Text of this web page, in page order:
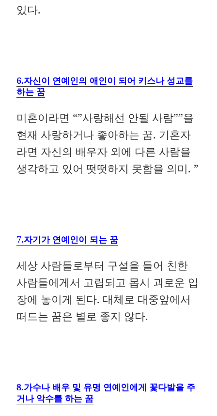
있다.
6.자신이 연예인의 애인이 되어 키스나 성교를
하는 꿈
미혼이라면 “”사랑해선 안될 사람””을
현재 사랑하거나 좋아하는 꿈. 기혼자
라면 자신의 배우자 외에 다른 사람을
생각하고 있어 떳떳하지 못함을 의미. ”
7.자기가 연예인이 되는 꿈
세상 사람들로부터 구설을 들어 친한
사람들에게서 고립되고 몹시 괴로운 입
장에 놓이게 된다. 대체로 대중앞에서
떠드는 꿈은 별로 좋지 않다.
8.가수나 배우 및 유명 연예인에게 꽃다발을 주
거나 악수를 하는 꿈